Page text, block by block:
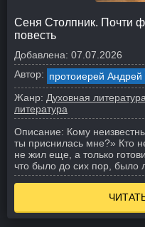
Сеня Столпник. Почти
повесть
Добавлена: 07.07.2026
Автор: протоиерей Андрей
Жанр: Духовная литература
литература
Описание: Кому
ты приснилась мне?» Кто
не жил еще, а только
что было до сих пор, было